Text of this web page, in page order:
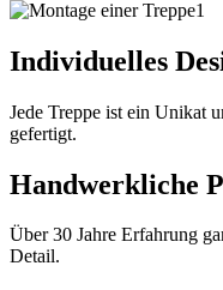
Individuelles
Jede Treppe ist ein Unikat
gefertigt.
Handwerkliche
Über 30 Jahre Erfahrung
Detail.